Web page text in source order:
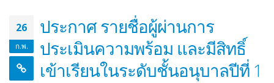
26
ก.พ.
ประกาศ รายชื่อผู้ผ่านการ
ประเมินความพร้อม และมีสิทธิ์
เข้าเรียนในระดับชั้นอนุบาลปีที่ 1